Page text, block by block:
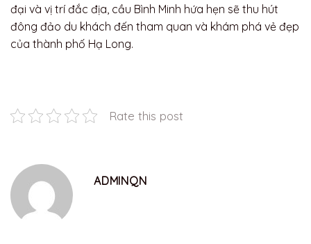
đại và vị trí đắc địa, cầu Bình Minh hứa hẹn sẽ thu hút
đông đảo du khách đến tham quan và khám phá vẻ đẹp
của thành phố Hạ Long.
Rate this post
ADMINQN